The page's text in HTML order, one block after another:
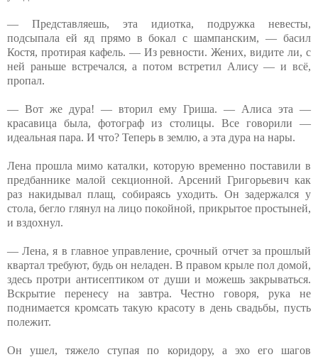
— Представляешь, эта идиотка, подружка невесты,
подсыпала ей яд прямо в бокал с шампанским, — басил
Костя, протирая кафель. — Из ревности. Жених, видите ли, с
ней раньше встречался, а потом встретил Алису — и всё,
пропал.
— Вот же дура! — вторил ему Гриша. — Алиса эта —
красавица была, фотограф из столицы. Все говорили —
идеальная пара. И что? Теперь в землю, а эта дура на нары.
Лена прошла мимо каталки, которую временно поставили в
предбаннике малой секционной. Арсений Григорьевич как
раз накидывал плащ, собираясь уходить. Он задержался у
стола, бегло глянул на лицо покойной, прикрытое простыней,
и вздохнул.
— Лена, я в главное управление, срочный отчет за прошлый
квартал требуют, будь он неладен. В правом крыле пол домой,
здесь протри антисептиком от души и можешь закрываться.
Вскрытие перенесу на завтра. Честно говоря, рука не
поднимается кромсать такую красоту в день свадьбы, пусть
полежит.
Он ушел, тяжело ступая по коридору, а эхо его шагов